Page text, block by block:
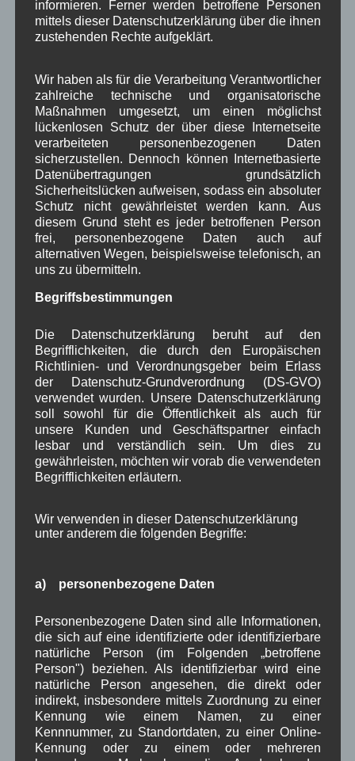
mmer einen Besuch wert,
die Feste der Wallgauer Vereine.
Nachdem in den letzten beiden Jahren
coronabedingt die meisten Feste und
Veranstaltungen in Wallgau ausfielen, stehen für
diesen Sommer und Herbst noch einige Feste an.
Parkfest
am So. 07.08.2022im Wallgauer
Schulhof, veranstaltet durch dieMusikkapelleund
demTrachtenverein. [Bilder vom Juli]
Abgesagt, kein Ersatztermin
Bauernmarktam So. 04.09.2022
Almabtriebam Sa. 10.09.2022am
Genossenschaftsstadel, veranstaltet von der
WeidegemeinschaftundFeuerwehr. [ Bilder von
2021]
Herbstfestam Mo. 03.10.2022
Aktuelle Information 03.10.2022:Herbstfest
findet statt.
in Wallgau ,Kunsthandwerk, Verwaltung
Schützensaison 2022/2023
beginnt
Ein Stück
Normalität
informieren. Ferner werden betroffene Personen
mittels dieser Datenschutzerklärung über die ihnen
zustehenden Rechte aufgeklärt.
Wir haben als für die Verarbeitung Verantwortlicher
zahlreiche technische und organisatorische
Maßnahmen umgesetzt, um einen möglichst
lückenlosen Schutz der über diese Internetseite
verarbeiteten personenbezogenen Daten
sicherzustellen. Dennoch können Internetbasierte
Datenübertragungen grundsätzlich
Sicherheitslücken aufweisen, sodass ein absoluter
Schutz nicht gewährleistet werden kann. Aus
diesem Grund steht es jeder betroffenen Person
frei, personenbezogene Daten auch auf
alternativen Wegen, beispielsweise telefonisch, an
uns zu übermitteln.
Begriffsbestimmungen
Die Datenschutzerklärung beruht auf den
Begrifflichkeiten, die durch den Europäischen
Richtlinien- und Verordnungsgeber beim Erlass
der Datenschutz-Grundverordnung (DS-GVO)
verwendet wurden. Unsere Datenschutzerklärung
soll sowohl für die Öffentlichkeit als auch für
unsere Kunden und Geschäftspartner einfach
lesbar und verständlich sein. Um dies zu
gewährleisten, möchten wir vorab die verwendeten
Begrifflichkeiten erläutern.
Wir verwenden in dieser Datenschutzerklärung
unter anderem die folgenden Begriffe:
a) personenbezogene Daten
Personenbezogene Daten sind alle Informationen,
die sich auf eine identifizierte oder identifizierbare
natürliche Person (im Folgenden „betroffene
Person") beziehen. Als identifizierbar wird eine
natürliche Person angesehen, die direkt oder
indirekt, insbesondere mittels Zuordnung zu einer
Kennung wie einem Namen, zu einer
Kennnummer, zu Standortdaten, zu einer Online-
Kennung oder zu einem oder mehreren